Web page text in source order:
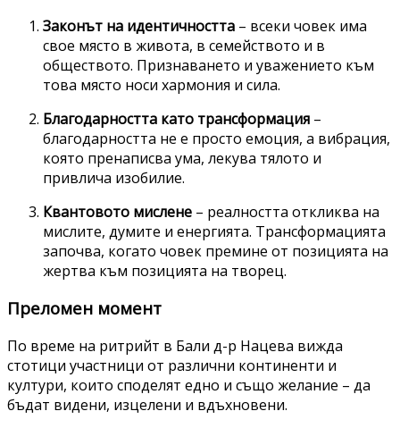
Законът на идентичността – всеки човек има
свое място в живота, в семейството и в
обществото. Признаването и уважението към
това място носи хармония и сила.
Благодарността като трансформация –
благодарността не е просто емоция, а вибрация,
която пренаписва ума, лекува тялото и
привлича изобилие.
Квантовото мислене – реалността откликва на
мислите, думите и енергията. Трансформацията
започва, когато човек премине от позицията на
жертва към позицията на творец.
Преломен момент
По време на ритрийт в Бали д-р Нацева вижда
стотици участници от различни континенти и
култури, които споделят едно и също желание – да
бъдат видени, изцелени и вдъхновени.